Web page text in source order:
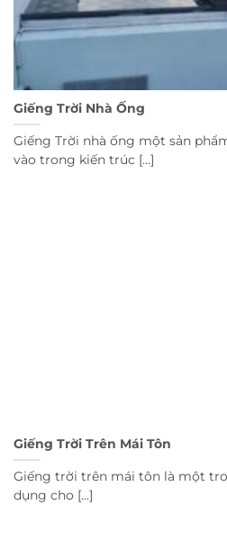
Giếng Trời Nhà Ống
Giếng Trời nhà ống một sản
vào trong kiến trúc [...]
Giếng Trời Trên Mái Tôn
Giếng trời trên mái tôn là một
dụng cho [...]